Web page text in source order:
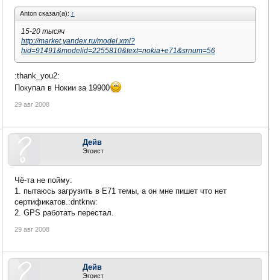
Anton сказал(а): ↑
15-20 тысяч
http://market.yandex.ru/model.xml?
hid=91491&modelid=2255810&text=nokia+e71&srnum=56
:thank_you2:
Покупал в Нокии за 19900
29 авг 2008
Дейв
Эгоист
Чё-та не пойму:
1. пытаюсь загрузить в Е71 темы, а он мне пишет что нет
сертификатов.:dntknw:
2. GPS работать перестал.
29 авг 2008
Дейв
Эгоист